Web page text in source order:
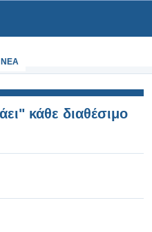
NEA
κάθε διαθέσιμο